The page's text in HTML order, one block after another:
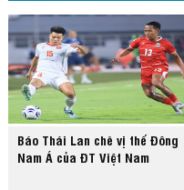
Báo Thái Lan chê vị thế Đông
Nam Á của ĐT Việt Nam